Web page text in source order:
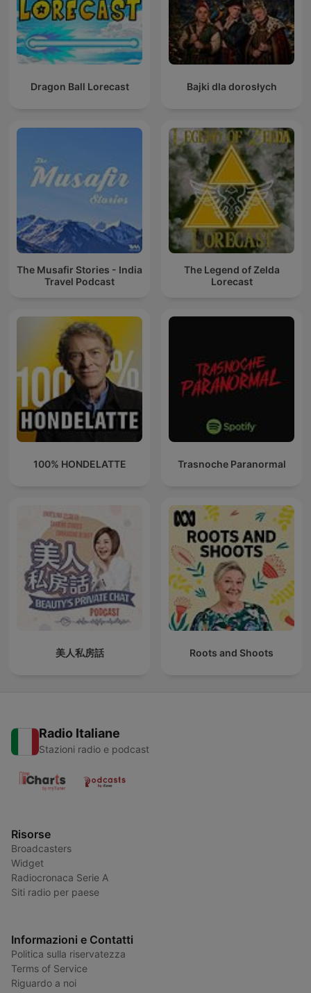
Dragon Ball Lorecast Bajki dla dorosłych
The Musafir Stories - India
Travel Podcast
The Legend of Zelda
Lorecast
100% HONDELATTE Trasnoche Paranormal
美人私房話 Roots and Shoots
Radio Italiane
Stazioni radio e podcast
Risorse
Broadcasters
Widget
Radiocronaca Serie A
Siti radio per paese
Informazioni e Contatti
Politica sulla riservatezza
Terms of Service
Riguardo a noi